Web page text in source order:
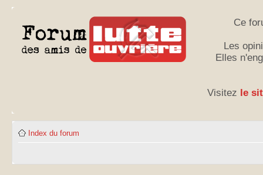
Ce
Les
Elles
Visitez le
Index du forum